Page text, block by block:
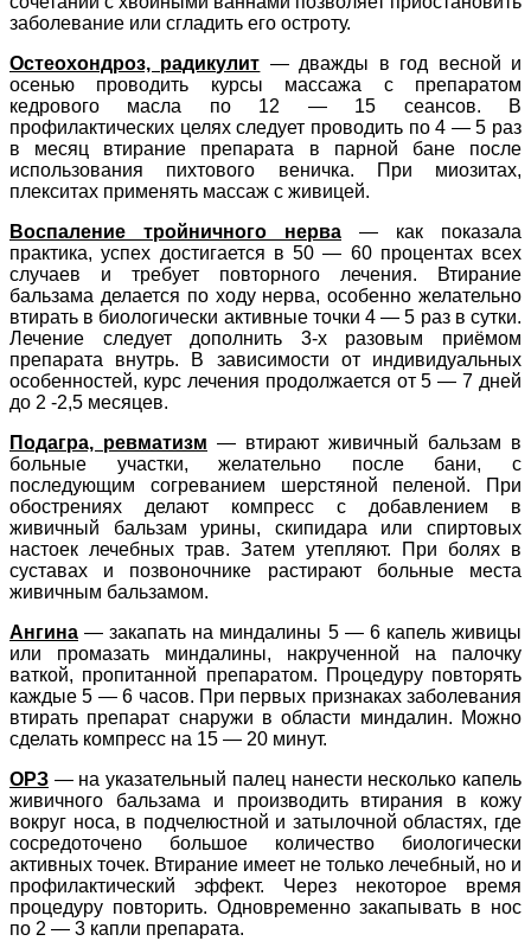
заболевание или сгладить его остроту.
Остеохондроз, радикулит — дважды в год весной и
осенью проводить курсы массажа с препаратом
кедрового масла по 12 — 15 сеансов. В
профилактических целях следует проводить по 4 — 5 раз
в месяц втирание препарата в парной бане после
использования пихтового веничка. При миозитах,
плекситах применять массаж с живицей.
Воспаление тройничного нерва
— как показала
практика, успех достигается в 50 — 60 процентах всех
случаев и требует повторного лечения. Втирание
бальзама делается по ходу нерва, особенно желательно
втирать в биологически активные точки 4 — 5 раз в сутки.
Лечение следует дополнить 3-х разовым приёмом
препарата внутрь. В зависимости от индивидуальных
особенностей, курс лечения продолжается от 5 — 7 дней
до 2 -2,5 месяцев.
Подагра, ревматизм — втирают живичный бальзам в
больные участки, желательно после бани, с
последующим согреванием шерстяной пеленой. При
обострениях делают компресс с добавлением в
живичный бальзам урины, скипидара или спиртовых
настоек лечебных трав. Затем утепляют. При болях в
суставах и позвоночнике растирают больные места
живичным бальзамом.
Ангина — закапать на миндалины 5 — 6 капель живицы
или промазать миндалины, накрученной на палочку
ваткой, пропитанной препаратом. Процедуру повторять
каждые 5 — 6 часов. При первых признаках заболевания
втирать препарат снаружи в области миндалин. Можно
сделать компресс на 15 — 20 минут.
ОРЗ — на указательный палец нанести несколько капель
живичного бальзама и производить втирания в кожу
вокруг носа, в подчелюстной и затылочной областях, где
сосредоточено большое количество биологически
активных точек. Втирание имеет не только лечебный, но и
профилактический эффект. Через некоторое время
процедуру повторить. Одновременно закапывать в нос
по 2 — 3 капли препарата.